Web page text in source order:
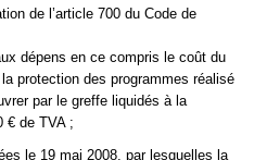
de l’article 700 du Code de
dépens en ce compris le coût du
protection des programmes réalisé
par le greffe liquidés à la
€ de TVA ;
le 19 mai 2008, par lesquelles la